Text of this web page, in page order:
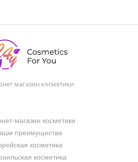
магазин косметики
магазин косметики
преимущества
косметика
косметика